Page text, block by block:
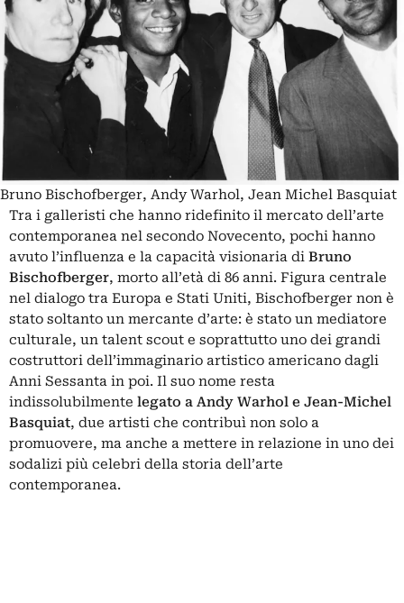
Bruno Bischofberger, Andy Warhol, Jean Michel Basquiat
Tra i galleristi che hanno ridefinito il mercato dell’arte
contemporanea nel secondo Novecento, pochi hanno
avuto l’influenza e la capacità visionaria di Bruno
Bischofberger, morto all’età di 86 anni. Figura centrale
nel dialogo tra Europa e Stati Uniti, Bischofberger non è
stato soltanto un mercante d’arte: è stato un mediatore
culturale, un talent scout e soprattutto uno dei grandi
costruttori dell’immaginario artistico americano dagli
Anni Sessanta in poi. Il suo nome resta
indissolubilmente legato a Andy Warhol e Jean-Michel
Basquiat, due artisti che contribuì non solo a
promuovere, ma anche a mettere in relazione in uno dei
sodalizi più celebri della storia dell’arte
contemporanea.